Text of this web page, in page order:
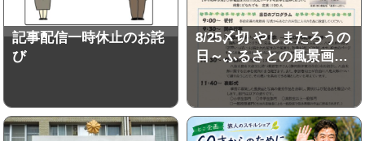
記事配信一時休止のお詫
び
8/25〆切 やしまたろうの
日～ふるさとの風景画…